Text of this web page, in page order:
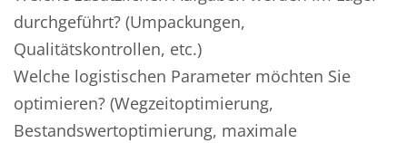
durchgeführt? (Umpackungen,
Qualitätskontrollen, etc.)
Welche logistischen Parameter möchten Sie
optimieren? (Wegzeitoptimierung,
Bestandswertoptimierung, maximale